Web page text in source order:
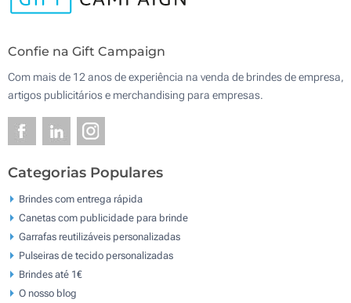
Confie na Gift Campaign
Com mais de 12 anos de experiência na venda de brindes de empresa,
artigos publicitários e merchandising para empresas.
Categorias Populares
Brindes com entrega rápida
Canetas com publicidade para brinde
Garrafas reutilizáveis personalizadas
Pulseiras de tecido personalizadas
Brindes até 1€
O nosso blog